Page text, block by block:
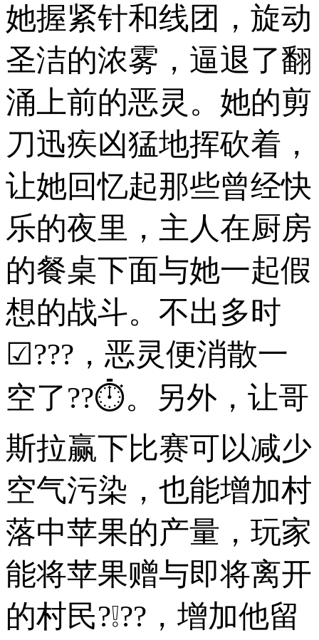
她握紧针和线团，旋动
圣洁的浓雾，逼退了翻
涌上前的恶灵。她的剪
刀迅疾凶猛地挥砍着，
让她回忆起那些曾经快
乐的夜里，主人在厨房
的餐桌下面与她一起假
想的战斗。不出多时
☑???，恶灵便消散一
空了??⏱。另外，让哥
斯拉赢下比赛可以减少
空气污染，也能增加村
落中苹果的产量，玩家
能将苹果赠与即将离开
的村民?❕??，增加他留